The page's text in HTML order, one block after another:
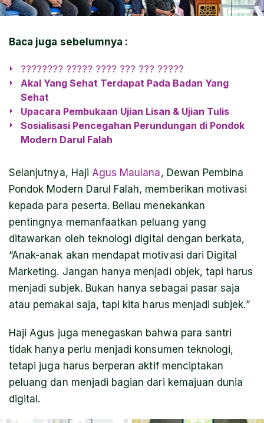
Baca juga sebelumnya :
???????? ????? ???? ??? ??? ?????
Akal Yang Sehat Terdapat Pada Badan Yang
Sehat
Upacara Pembukaan Ujian Lisan & Ujian Tulis
Sosialisasi Pencegahan Perundungan di Pondok
Modern Darul Falah
Selanjutnya, Haji Agus Maulana, Dewan Pembina
Pondok Modern Darul Falah, memberikan motivasi
kepada para peserta. Beliau menekankan
pentingnya memanfaatkan peluang yang
ditawarkan oleh teknologi digital dengan berkata,
“Anak-anak akan mendapat motivasi dari Digital
Marketing. Jangan hanya menjadi objek, tapi harus
menjadi subjek. Bukan hanya sebagai pasar saja
atau pemakai saja, tapi kita harus menjadi subjek.”
Haji Agus juga menegaskan bahwa para santri
tidak hanya perlu menjadi konsumen teknologi,
tetapi juga harus berperan aktif menciptakan
peluang dan menjadi bagian dari kemajuan dunia
digital.